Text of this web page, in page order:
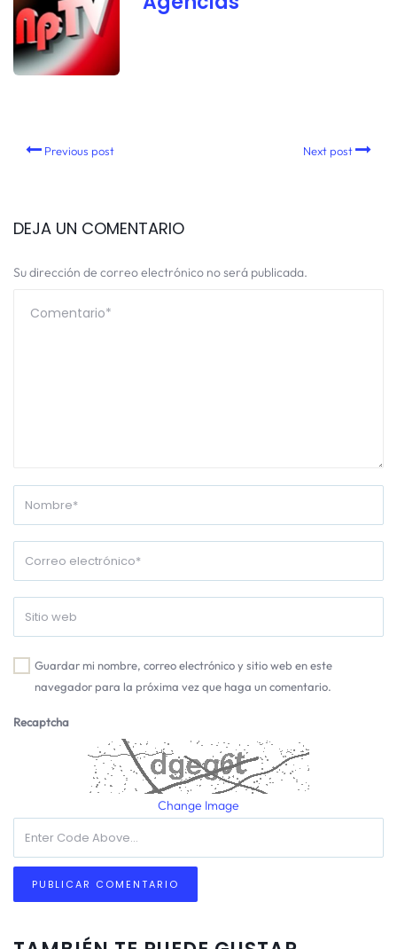
Previous post Next post
DEJA UN COMENTARIO
Su dirección de correo electrónico no será publicada.
Guardar mi nombre, correo electrónico y sitio web en este
navegador para la próxima vez que haga un comentario.
Recaptcha
Change Image